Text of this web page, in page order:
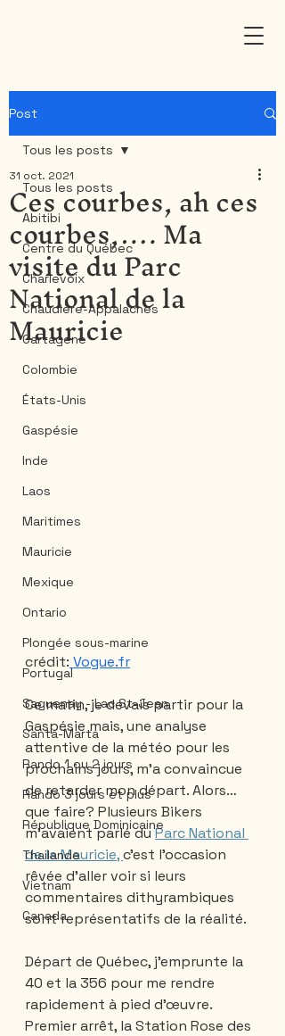
Post
Tous les posts
Abitibi
Centre du Québec
Charlevoix
Chaudière-Appalaches
Cartagene
Colombie
États-Unis
Gaspésie
Inde
Laos
Maritimes
Mauricie
Mexique
Ontario
Plongée sous-marine
Portugal
Saguenay - Lac St-Jean
Santa-Marta
Rando 1 ou 2 jours
Rando 3 jours et plus
République Dominicaine
Thailande
Vietnam
Canada
Tous les posts
Ces courbes, ah ces
courbes,…. Ma
visite du Parc
National de la
Mauricie
31 oct. 2021
crédit: Vogue.fr
Ce matin, je devais partir pour la
Gaspésie mais, une analyse
attentive de la météo pour les
prochains jours, m’a convaincue
de retarder mon départ. Alors…
que faire? Plusieurs Bikers
m’avaient parlé du Parc National
de la Mauricie, c’est l’occasion
rêvée d’aller voir si leurs
commentaires dithyrambiques
sont représentatifs de la réalité.
Départ de Québec, j’emprunte la
40 et la 356 pour me rendre
rapidement à pied d’œuvre.
Premier arrêt, la Station Rose des